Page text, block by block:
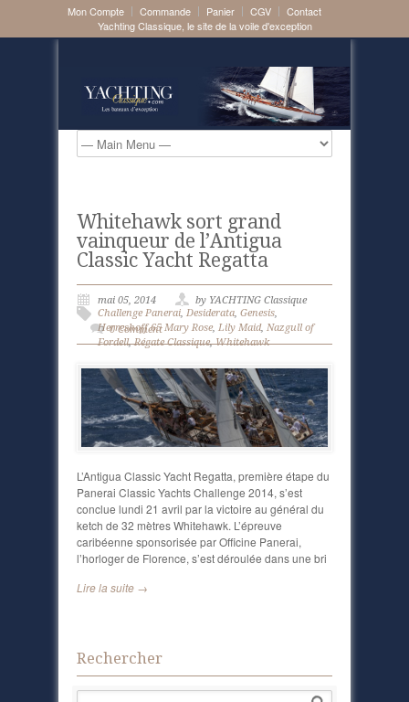
Mon Compte Commande Panier CGV
Contact
Yachting Classique, le site de la voile d'exception
Whitehawk sort grand
vainqueur de l’Antigua
Classic Yacht Regatta
mai 05, 2014
by YACHTING Classique
Challenge Panerai, Desiderata, Genesis,
Herreshoff 65 Mary Rose, Lily Maid, Nazgull of
Fordell,Régate Classique,Whitehawk
0 Comment
L’Antigua Classic Yacht Regatta, première étape du
Panerai Classic Yachts Challenge 2014, s’est
conclue lundi 21 avril par la victoire au général du
ketch de 32 mètres Whitehawk. L’épreuve
caribéenne sponsorisée par Officine Panerai,
l’horloger de Florence, s’est déroulée dans une bri
Lire la suite →
Rechercher